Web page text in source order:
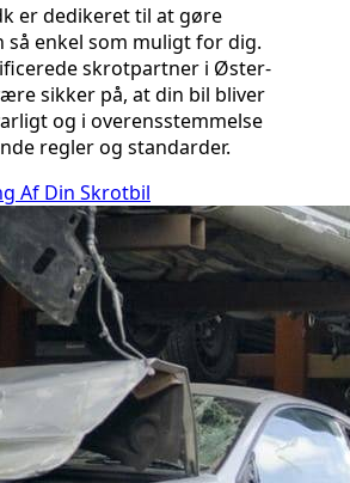
er dedikeret til at gøre
så enkel som muligt for dig.
skrotpartner i Øster-
sikker på, at din bil bliver
og i overensstemmelse
regler og standarder.
Af Din Skrotbil